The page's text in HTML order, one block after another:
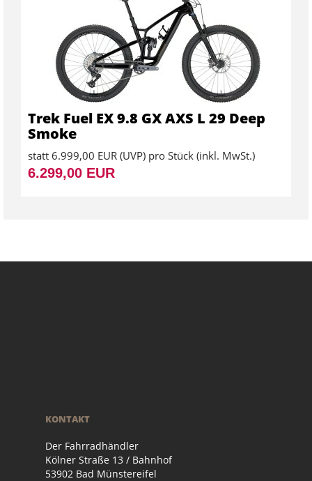
Trek Fuel EX 9.8 GX AXS L 29 Deep
Smoke
statt 6.999,00 EUR (UVP) pro Stück (inkl. MwSt.)
6.299,00 EUR
KONTAKT
Der Fahrradhändler
Kölner Straße 13 / Bahnhof
53902 Bad Münstereifel